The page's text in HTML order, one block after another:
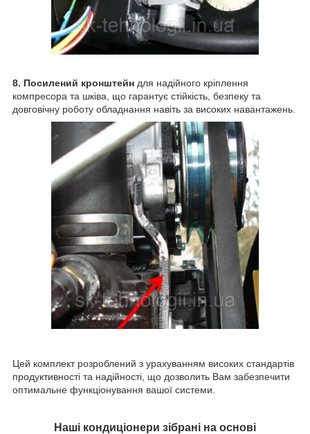
8. Посилений кронштейн для надійного кріплення
компресора та шківа, що гарантує стійкість, безпеку та
довговічну роботу обладнання навіть за високих навантажень.
Цей комплект розроблений з урахуванням високих стандартів
продуктивності та надійності, що дозволить Вам забезпечити
оптимальне функціонування вашої системи.
Наші кондиціонери зібрані на основі